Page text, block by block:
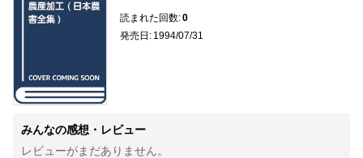
読まれた回数 0
発売日
1994/07/31
みんなの感想・レビュー
レビューがまだありません。